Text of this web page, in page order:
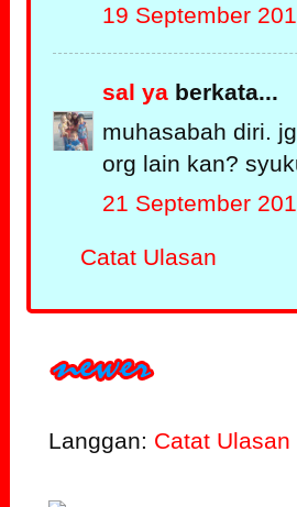
19 September
sal ya berkata...
muhasabah diri.
org lain kan?
21 September
Catat Ulasan
Langgan: Catat Ulasan